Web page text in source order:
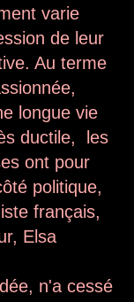
varie
de leur
Au terme
longue vie
ductile,  les
ont pour
politique,
français,
Elsa
n'a cessé